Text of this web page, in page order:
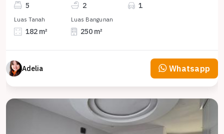
5 2 1
Luas Tanah
182 m²
Luas Bangunan
250 m²
Adelia Whatsapp